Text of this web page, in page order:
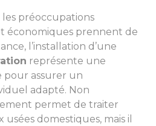
préoccupations
économiques prennent de
l’installation d’une
représente une
assurer un
adapté. Non
permet de traiter
domestiques, mais il